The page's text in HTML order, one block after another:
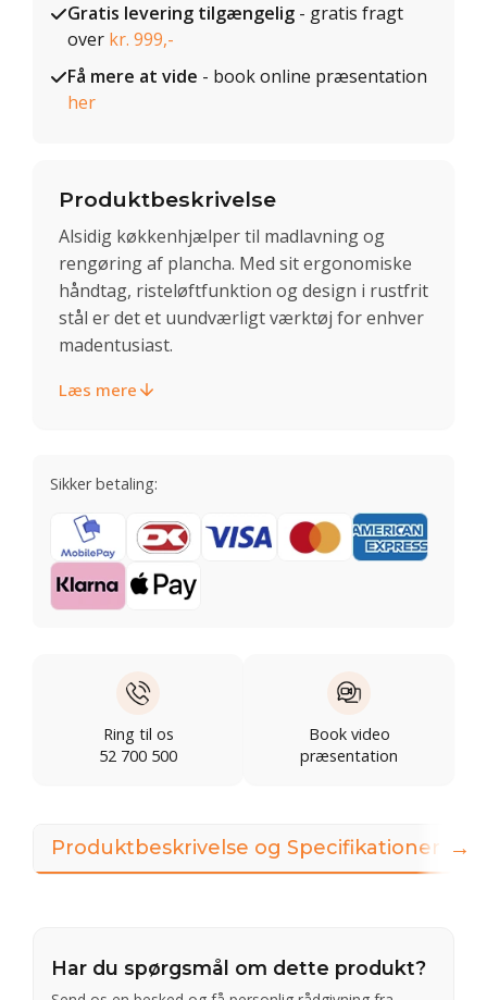
Gratis levering tilgængelig - gratis fragt
over kr. 999,-
Få mere at vide - book online præsentation
her
Produktbeskrivelse
Alsidig køkkenhjælper til madlavning og
rengøring af plancha. Med sit ergonomiske
håndtag, risteløftfunktion og design i rustfrit
stål er det et uundværligt værktøj for enhver
madentusiast.
Læs mere
Sikker betaling:
Ring til os
52 700 500
Book video
præsentation
Produktbeskrivelse og Specifikationer
Har du spørgsmål om dette produkt?
→